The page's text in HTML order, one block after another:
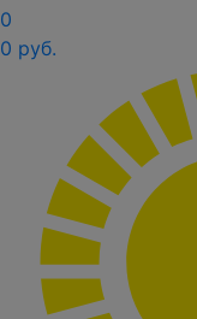
0
0 руб.